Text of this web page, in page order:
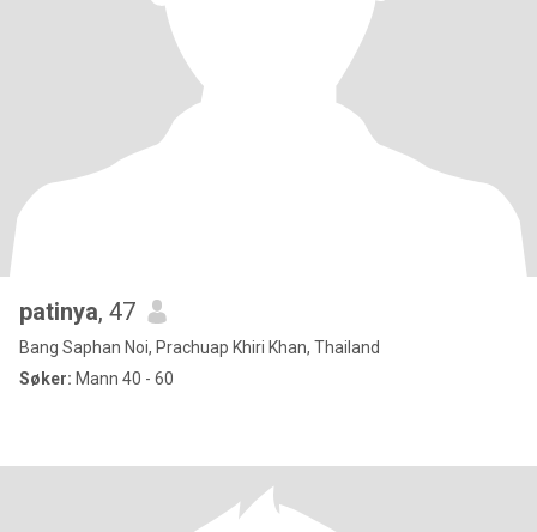
patinya, 47
Bang Saphan Noi, Prachuap Khiri Khan, Thailand
Søker: Mann 40 - 60